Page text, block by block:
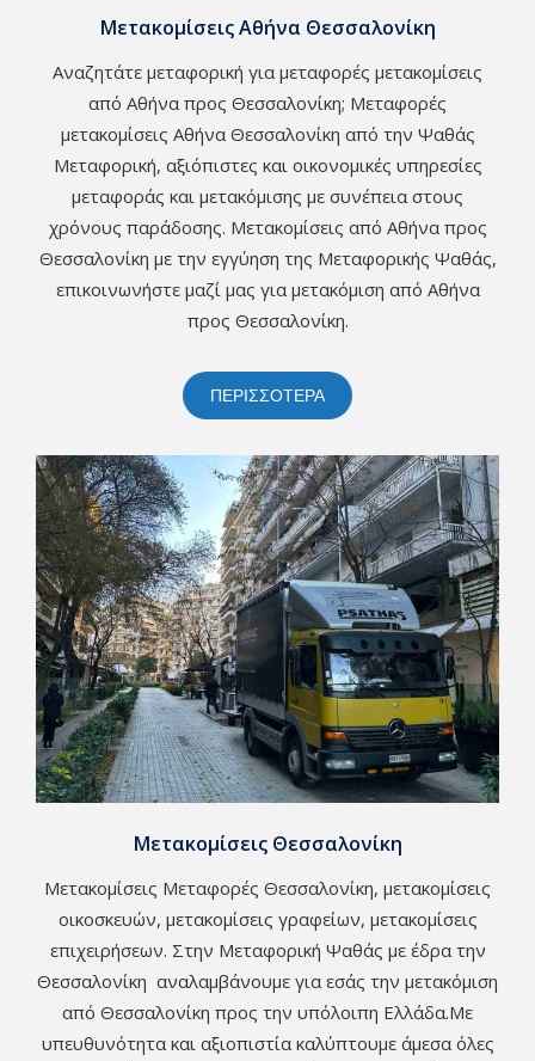
Μετακομίσεις Αθήνα Θεσσαλονίκη
Αναζητάτε μεταφορική για μεταφορές μετακομίσεις
από Αθήνα προς Θεσσαλονίκη; Μεταφορές
μετακομίσεις Αθήνα Θεσσαλονίκη από την Ψαθάς
Μεταφορική, αξιόπιστες και οικονομικές υπηρεσίες
μεταφοράς και μετακόμισης με συνέπεια στους
χρόνους παράδοσης. Μετακομίσεις από Αθήνα προς
Θεσσαλονίκη με την εγγύηση της Μεταφορικής Ψαθάς,
επικοινωνήστε μαζί μας για μετακόμιση από Αθήνα
προς Θεσσαλονίκη.
ΠΕΡΙΣΣΟΤΕΡΑ
Μετακομίσεις Θεσσαλονίκη
Μετακομίσεις Μεταφορές Θεσσαλονίκη, μετακομίσεις
οικοσκευών, μετακομίσεις γραφείων, μετακομίσεις
επιχειρήσεων. Στην Μεταφορική Ψαθάς με έδρα την
Θεσσαλονίκη αναλαμβάνουμε για εσάς την μετακόμιση
από Θεσσαλονίκη προς την υπόλοιπη Ελλάδα.Με
υπευθυνότητα και αξιοπιστία καλύπτουμε άμεσα όλες